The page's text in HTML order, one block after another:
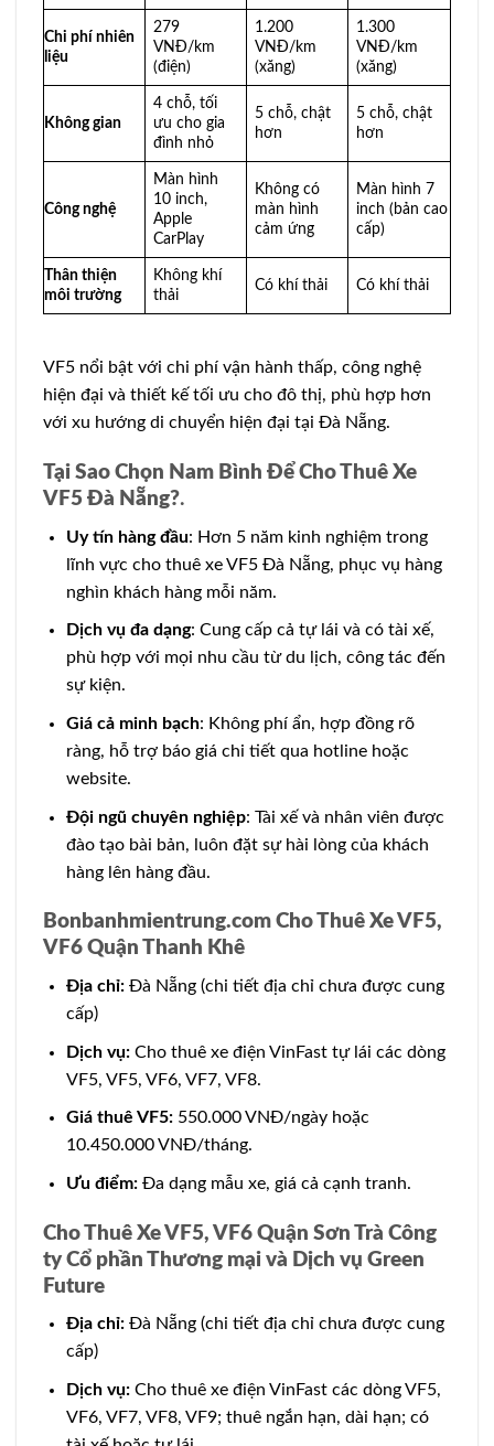
Chi phí nhiên
liệu
279
VNĐ/km
(điện)
1.200
VNĐ/km
(xăng)
1.300
VNĐ/km
(xăng)
Không gian
4 chỗ, tối
ưu cho gia
đình nhỏ
5 chỗ, chật
hơn
5 chỗ, chật
hơn
Công nghệ
Màn hình
10 inch,
Apple
CarPlay
Không có
màn hình
cảm ứng
Màn hình 7
inch (bản cao
cấp)
Thân thiện
môi trường
Không khí
thải
Có khí thải Có khí thải
VF5 nổi bật với chi phí vận hành thấp, công nghệ
hiện đại và thiết kế tối ưu cho đô thị, phù hợp hơn
với xu hướng di chuyển hiện đại tại Đà Nẵng.
Tại Sao Chọn Nam Bình Để Cho Thuê Xe
VF5 Đà Nẵng?.
Uy tín hàng đầu: Hơn 5 năm kinh nghiệm trong
lĩnh vực cho thuê xe VF5 Đà Nẵng, phục vụ hàng
nghìn khách hàng mỗi năm.
Dịch vụ đa dạng: Cung cấp cả tự lái và có tài xế,
phù hợp với mọi nhu cầu từ du lịch, công tác đến
sự kiện.
Giá cả minh bạch: Không phí ẩn, hợp đồng rõ
ràng, hỗ trợ báo giá chi tiết qua hotline hoặc
website.
Đội ngũ chuyên nghiệp: Tài xế và nhân viên được
đào tạo bài bản, luôn đặt sự hài lòng của khách
hàng lên hàng đầu.
Bonbanhmientrung.com Cho Thuê Xe VF5,
VF6 Quận Thanh Khê
Địa chỉ:Đà Nẵng (chi tiết địa chỉ chưa được cung
cấp)
Dịch vụ:Cho thuê xe điện VinFast tự lái các dòng
VF5, VF5, VF6, VF7, VF8.
Giá thuê VF5:550.000 VNĐ/ngày hoặc
10.450.000 VNĐ/tháng.
Ưu điểm:Đa dạng mẫu xe, giá cả cạnh tranh.
Cho Thuê Xe VF5, VF6 Quận Sơn Trà Công
ty Cổ phần Thương mại và Dịch vụ Green
Future
Địa chỉ:Đà Nẵng (chi tiết địa chỉ chưa được cung
cấp)
Dịch vụ:Cho thuê xe điện VinFast các dòng VF5,
VF6, VF7, VF8, VF9; thuê ngắn hạn, dài hạn; có